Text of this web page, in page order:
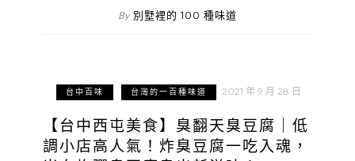
By 別墅裡的 100 種味道
台中百味 台灣的一百種味道 2021 年 9 月 28 日
【台中西屯美食】臭翻天臭豆腐｜低
調小店高人氣！炸臭豆腐一吃入魂，